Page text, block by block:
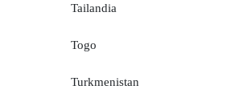
Tailandia
Togo
Turkmenistan